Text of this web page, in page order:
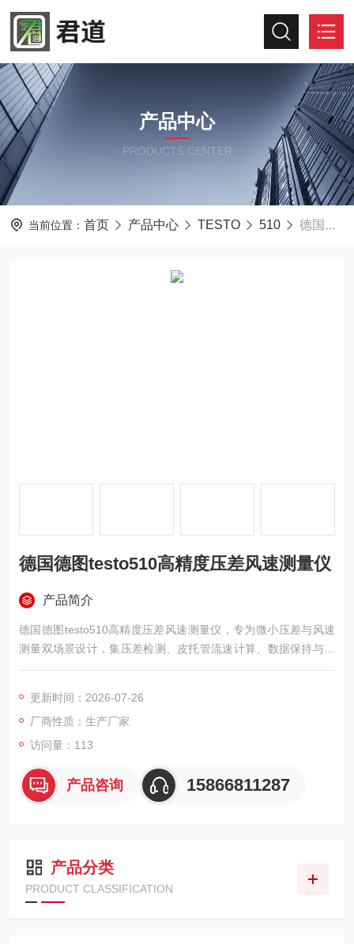
产品中心
PRODUCTS CENTER
当前位置： 首页 产品中心 TESTO 510 德国德图testo510高精度压差风速测量仪
德国德图testo510高精度压差风速测量仪
产品简介
德国德图testo510高精度压差风速测量仪，专为微小压差与风速
测量双场景设计，集压差检测、皮托管流速计算、数据保持与时
均分析于一体。仪器支持Pa、hPa、mbar、mmH₂O、mmHg、i
风、洁净室验证、过滤器阻力评估及烟道抽力测试等多种工况。
整机仅重90克，配备背光显示屏与可调自动关机功能，操作直
观，续航长达50小时，是现
更新时间：2026-07-26
厂商性质：生产厂家
访问量：113
产品咨询 15866811287
产品分类
PRODUCT CLASSIFICATION